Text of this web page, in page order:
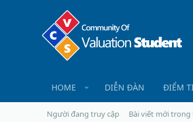
HOME DIỄN ĐÀN ĐIỂM
Người đang truy cập Bài viết mới trong